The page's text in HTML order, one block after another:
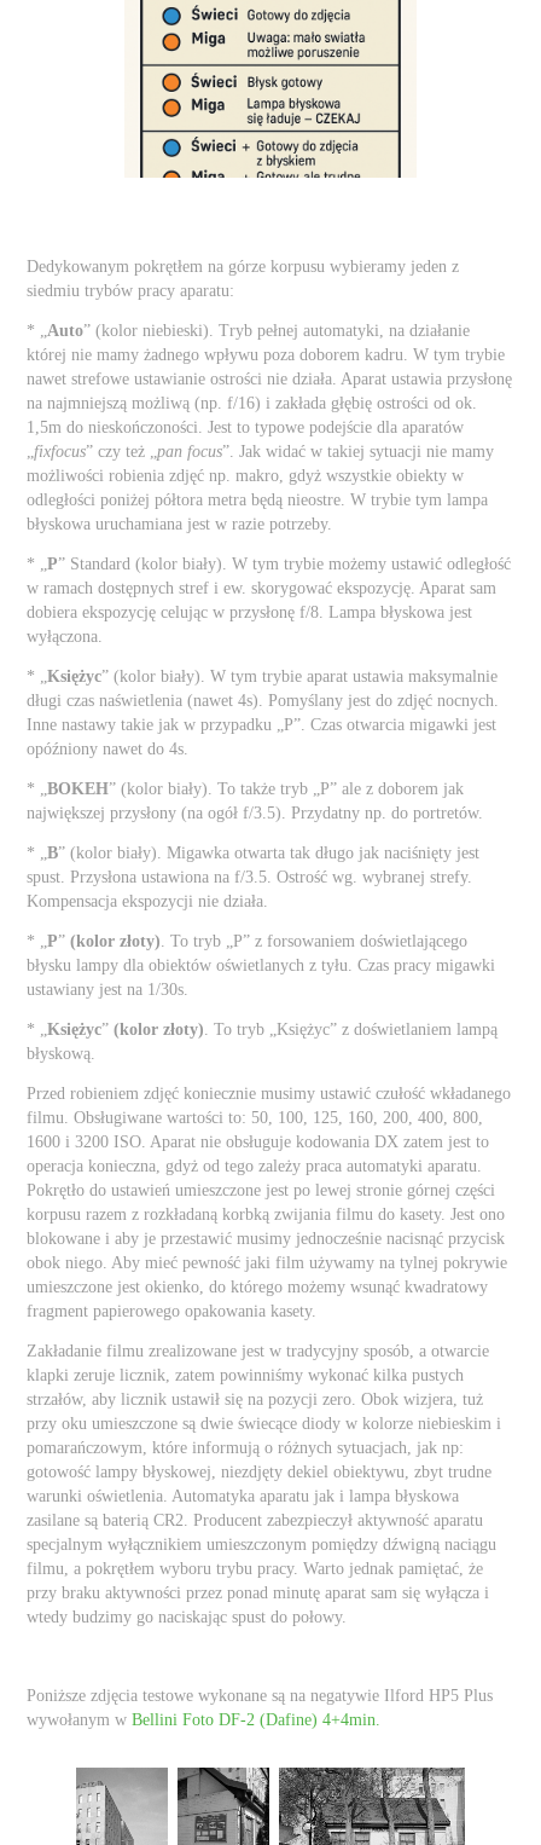
Dedykowanym pokrętłem na górze korpusu wybieramy jeden z
siedmiu trybów pracy aparatu:
* „Auto” (kolor niebieski). Tryb pełnej automatyki, na działanie
której nie mamy żadnego wpływu poza doborem kadru. W tym trybie
nawet strefowe ustawianie ostrości nie działa. Aparat ustawia przysłonę
na najmniejszą możliwą (np. f/16) i zakłada głębię ostrości od ok.
1,5m do nieskończoności. Jest to typowe podejście dla aparatów
„fixfocus” czy też „pan focus”. Jak widać w takiej sytuacji nie mamy
możliwości robienia zdjęć np. makro, gdyż wszystkie obiekty w
odległości poniżej półtora metra będą nieostre. W trybie tym lampa
błyskowa uruchamiana jest w razie potrzeby.
* „P” Standard (kolor biały). W tym trybie możemy ustawić odległość
w ramach dostępnych stref i ew. skorygować ekspozycję. Aparat sam
dobiera ekspozycję celując w przysłonę f/8. Lampa błyskowa jest
wyłączona.
* „Księżyc” (kolor biały). W tym trybie aparat ustawia maksymalnie
długi czas naświetlenia (nawet 4s). Pomyślany jest do zdjęć nocnych.
Inne nastawy takie jak w przypadku „P”. Czas otwarcia migawki jest
opóźniony nawet do 4s.
* „BOKEH” (kolor biały). To także tryb „P” ale z doborem jak
największej przysłony (na ogół f/3.5). Przydatny np. do portretów.
* „B” (kolor biały). Migawka otwarta tak długo jak naciśnięty jest
spust. Przysłona ustawiona na f/3.5. Ostrość wg. wybranej strefy.
Kompensacja ekspozycji nie działa.
* „P”(kolor złoty). To tryb „P” z forsowaniem doświetlającego
błysku lampy dla obiektów oświetlanych z tyłu. Czas pracy migawki
ustawiany jest na 1/30s.
* „Księżyc”(kolor złoty). To tryb „Księżyc” z doświetlaniem lampą
błyskową.
Przed robieniem zdjęć koniecznie musimy ustawić czułość wkładanego
filmu. Obsługiwane wartości to: 50, 100, 125, 160, 200, 400, 800,
1600 i 3200 ISO. Aparat nie obsługuje kodowania DX zatem jest to
operacja konieczna, gdyż od tego zależy praca automatyki aparatu.
Pokrętło do ustawień umieszczone jest po lewej stronie górnej części
korpusu razem z rozkładaną korbką zwijania filmu do kasety. Jest ono
blokowane i aby je przestawić musimy jednocześnie nacisnąć przycisk
obok niego. Aby mieć pewność jaki film używamy na tylnej pokrywie
umieszczone jest okienko, do którego możemy wsunąć kwadratowy
fragment papierowego opakowania kasety.
Zakładanie filmu zrealizowane jest w tradycyjny sposób, a otwarcie
klapki zeruje licznik, zatem powinniśmy wykonać kilka pustych
strzałów, aby licznik ustawił się na pozycji zero. Obok wizjera, tuż
przy oku umieszczone są dwie świecące diody w kolorze niebieskim i
pomarańczowym, które informują o różnych sytuacjach, jak np:
gotowość lampy błyskowej, niezdjęty dekiel obiektywu, zbyt trudne
warunki oświetlenia. Automatyka aparatu jak i lampa błyskowa
zasilane są baterią CR2. Producent zabezpieczył aktywność aparatu
specjalnym wyłącznikiem umieszczonym pomiędzy dźwigną naciągu
filmu, a pokrętłem wyboru trybu pracy. Warto jednak pamiętać, że
przy braku aktywności przez ponad minutę aparat sam się wyłącza i
wtedy budzimy go naciskając spust do połowy.
Poniższe zdjęcia testowe wykonane są na negatywie Ilford HP5 Plus
wywołanym wBellini Foto DF-2 (Dafine) 4+4min.